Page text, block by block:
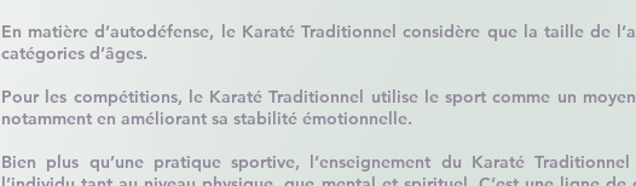
En matière d’autodéfense, le Karaté Traditionnel considère que la taille de
catégories d’âges.
Pour les compétitions, le Karaté Traditionnel utilise le sport comme un
notamment en améliorant sa stabilité émotionnelle.
Bien plus qu’une pratique sportive, l’enseignement du Karaté